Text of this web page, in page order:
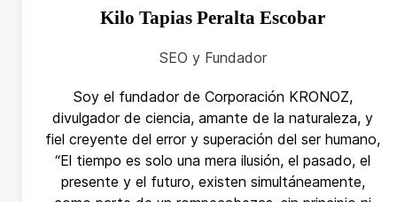
Kilo Tapias Peralta Escobar
SEO y Fundador
Soy el fundador de Corporación KRONOZ,
divulgador de ciencia, amante de la naturaleza, y
fiel creyente del error y superación del ser humano,
“El tiempo es solo una mera ilusión, el pasado, el
presente y el futuro, existen simultáneamente,